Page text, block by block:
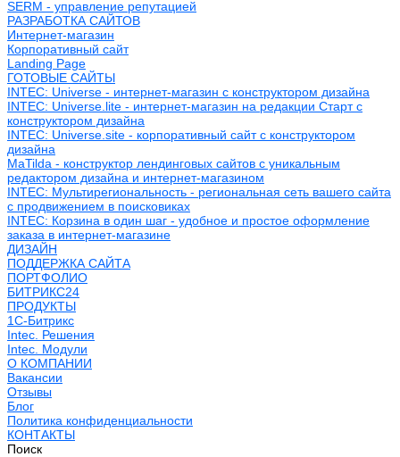
SERM - управление репутацией
РАЗРАБОТКА САЙТОВ
Интернет-магазин
Корпоративный сайт
Landing Page
ГОТОВЫЕ САЙТЫ
INTEC: Universe - интернет-магазин с конструктором дизайна
INTEC: Universe.lite - интернет-магазин на редакции Старт с
конструктором дизайна
INTEC: Universe.site - корпоративный сайт с конструктором
дизайна
MaTilda - конструктор лендинговых сайтов с уникальным
редактором дизайна и интернет-магазином
INTEC: Мультирегиональность - региональная сеть вашего сайта
с продвижением в поисковиках
INTEC: Корзина в один шаг - удобное и простое оформление
заказа в интернет-магазине
ДИЗАЙН
ПОДДЕРЖКА САЙТА
ПОРТФОЛИО
БИТРИКС24
ПРОДУКТЫ
1С-Битрикс
Intec. Решения
Intec. Модули
О КОМПАНИИ
Вакансии
Отзывы
Блог
Политика конфиденциальности
КОНТАКТЫ
Поиск